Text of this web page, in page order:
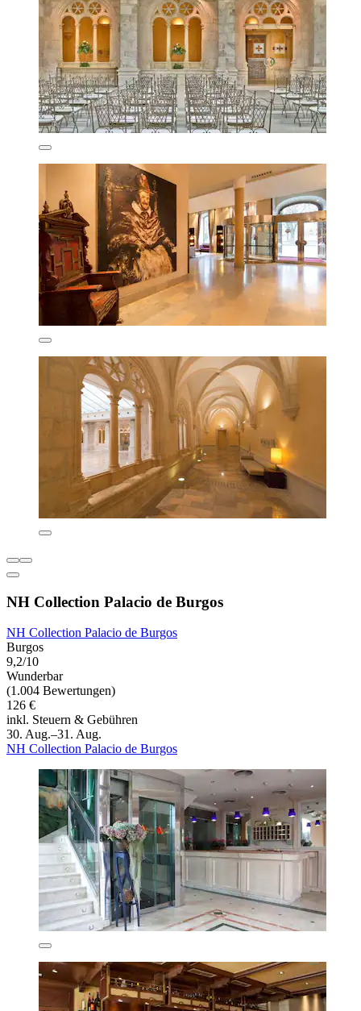
NH Collection Palacio de Burgos
NH Collection Palacio de Burgos
Burgos
9,2/10
Wunderbar
(1.004 Bewertungen)
126 €
inkl. Steuern & Gebühren
30. Aug.–31. Aug.
NH Collection Palacio de Burgos